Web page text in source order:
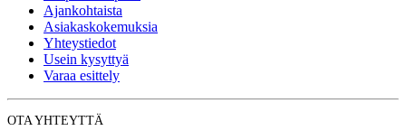
Ajankohtaista
Asiakaskokemuksia
Yhteystiedot
Usein kysyttyä
Varaa esittely
OTA YHTEYTTÄ